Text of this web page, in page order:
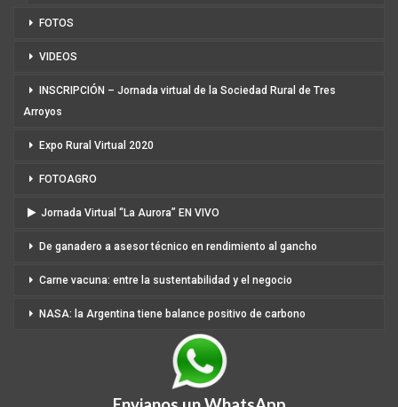
FOTOS
VIDEOS
INSCRIPCIÓN – Jornada virtual de la Sociedad Rural de Tres
Arroyos
Expo Rural Virtual 2020
FOTOAGRO
Jornada Virtual “La Aurora” EN VIVO
De ganadero a asesor técnico en rendimiento al gancho
Carne vacuna: entre la sustentabilidad y el negocio
NASA: la Argentina tiene balance positivo de carbono